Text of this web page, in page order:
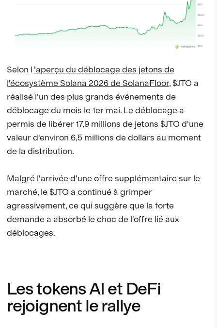
Selon l 'aperçu du déblocage des jetons de
l'écosystème Solana 2026 de SolanaFloor, $JTO a
réalisé l'un des plus grands événements de
déblocage du mois le 1er mai. Le déblocage a
permis de libérer 17,9 millions de jetons $JTO d'une
valeur d'environ 6,5 millions de dollars au moment
de la distribution.
Malgré l'arrivée d'une offre supplémentaire sur le
marché, le $JTO a continué à grimper
agressivement, ce qui suggère que la forte
demande a absorbé le choc de l'offre lié aux
déblocages.
Les tokens AI et DeFi
rejoignent le rallye